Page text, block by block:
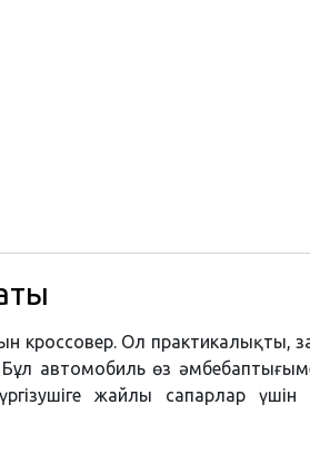
кроссовер. Ол практикалықты,
Бұл автомобиль өз
жайлы сапарлар үшін